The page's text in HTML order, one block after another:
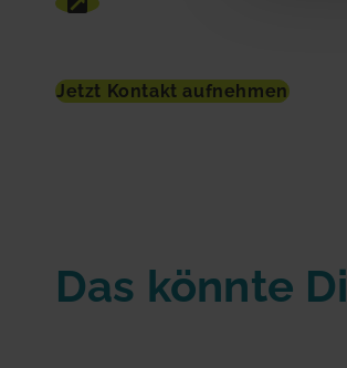
Jetzt Kontakt aufnehmen
Das könnte